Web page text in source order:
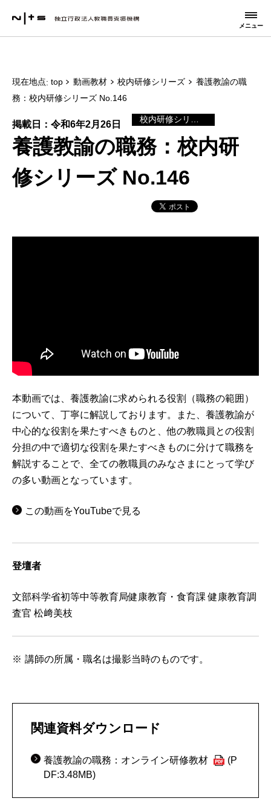
メニュー
現在地点 top 動画教材 校内研修シリーズ
養護教諭の職
務：校内研修シリーズ No.146
掲載日：令和6年2月26日
養護教諭の職務：校内研
修シリーズ No.146
本動画では、養護教諭に求められる役割（職務の範囲）
について、丁寧に解説しております。また、養護教諭が
中心的な役割を果たすべきものと、他の教職員との役割
分担の中で適切な役割を果たすべきものに分けて職務を
解説することで、全ての教職員のみなさまにとって学び
の多い動画となっています。
この動画をYouTubeで見る
登壇者
文部科学省初等中等教育局健康教育・食育課 健康教育調
査官 松﨑美枝
講師の所属・職名は撮影当時のものです。
関連資料ダウンロード
養護教諭の職務：オンライン研修教材
(P
DF:3.48MB)